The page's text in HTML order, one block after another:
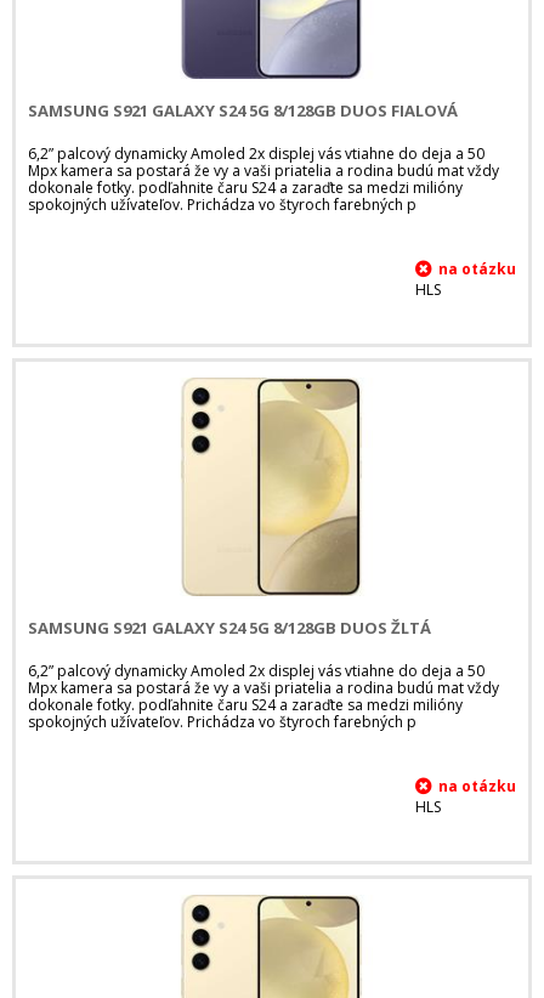
SAMSUNG S921 GALAXY S24 5G 8/128GB DUOS FIALOVÁ
6,2” palcový dynamicky Amoled 2x displej vás vtiahne do deja a 50
Mpx kamera sa postará že vy a vaši priatelia a rodina budú mat vždy
dokonale fotky. podľahnite čaru S24 a zaraďte sa medzi milióny
spokojných užívateľov. Prichádza vo štyroch farebných p
HLS
SAMSUNG S921 GALAXY S24 5G 8/128GB DUOS ŽLTÁ
6,2” palcový dynamicky Amoled 2x displej vás vtiahne do deja a 50
Mpx kamera sa postará že vy a vaši priatelia a rodina budú mat vždy
dokonale fotky. podľahnite čaru S24 a zaraďte sa medzi milióny
spokojných užívateľov. Prichádza vo štyroch farebných p
HLS